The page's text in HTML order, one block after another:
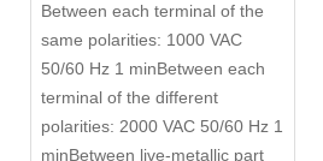
Between each terminal of the
same polarities: 1000 VAC
50/60 Hz 1 minBetween each
terminal of the different
polarities: 2000 VAC 50/60 Hz 1
minBetween live-metallic part